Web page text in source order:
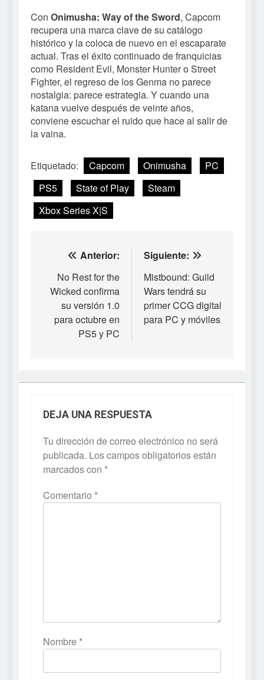
Con Onimusha: Way of the Sword, Capcom
recupera una marca clave de su catálogo
histórico y la coloca de nuevo en el escaparate
actual. Tras el éxito continuado de franquicias
como Resident Evil, Monster Hunter o Street
Fighter, el regreso de los Genma no parece
nostalgia: parece estrategia. Y cuando una
katana vuelve después de veinte años,
conviene escuchar el ruido que hace al salir de
la vaina.
Etiquetado: Capcom Onimusha
PC
PS5
State of Play
Steam
Xbox Series X|S
Navegación
de
entradas
Anterior:
No Rest for the
Wicked confirma
su versión 1.0
para octubre en
PS5 y PC
Siguiente:
Mistbound: Guild
Wars tendrá su
primer CCG digital
para PC y móviles
DEJA UNA RESPUESTA
Tu dirección de correo electrónico no será
publicada. Los campos obligatorios están
marcados con *
Comentario *
Nombre *